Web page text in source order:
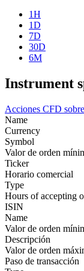
1H
1D
7D
30D
6M
Instrument
Acciones CFD
Name
Currency
Symbol
Valor de orden
Ticker
Horario comercial
Type
Hours of accepting
ISIN
Name
Valor de orden
Descripción
Valor de orden
Paso de transacción